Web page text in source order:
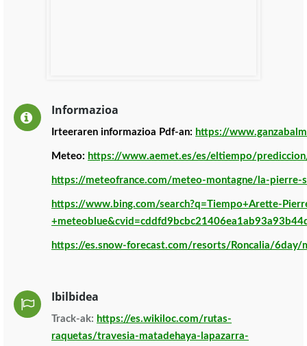
Informazioa
Irteeraren informazioa Pdf-an: https://
Meteo: https://www.aemet.es/es/eltiempo/
https://meteofrance.com/meteo-montagne/la-
https://www.bing.com/search?q=Tiempo+Arette-
https://es.snow-forecast.com/resorts/Roncalia/6day/
Ibilbidea
Track-ak: https://es.wikiloc.com/rutas-
raquetas/travesia-matadehaya-lapazarra-